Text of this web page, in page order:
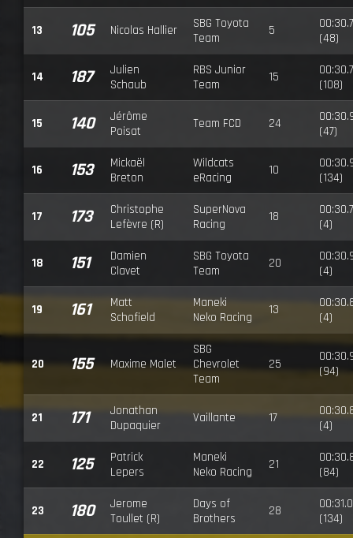
13 105 Nicolas Hallier
SBG Toyota
Team
5
(48)
14 187
Julien
Schaub
RBS Junior
Team
15
(108)
15 140
Jérôme
Poisat
Team FCD 24
(47)
16 153
Mickaël
Breton
Wildcats
eRacing
10
(134)
17 173
Christophe
Lefèvre (R)
SuperNova
Racing
18
(4)
18 151
Damien
Clavet
SBG Toyota
Team
20
(4)
19 161
Matt
Schofield
Maneki
Neko Racing
13
(4)
20 155 Maxime Malet
SBG
Chevrolet
Team
25
(94)
21 171
Jonathan
Dupaquier
Vaillante 17
(4)
22 125
Patrick
Lepers
Maneki
Neko Racing
21
(84)
23 180
Jerome
Toullet (R)
Days of
Brothers
28
(134)